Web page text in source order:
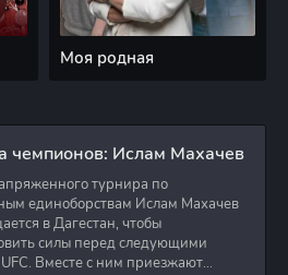
Моя родная
чемпионов: Ислам Махачев
турнира по
единоборствам Ислам Махачев
в Дагестан, чтобы
силы перед следующими
Вместе с ним приезжают